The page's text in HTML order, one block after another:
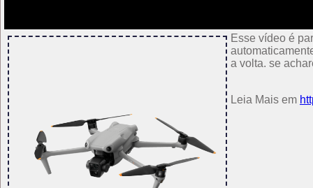
Esse vídeo é
a volta. se
Leia Mais em